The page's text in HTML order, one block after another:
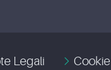
Legali Cookie